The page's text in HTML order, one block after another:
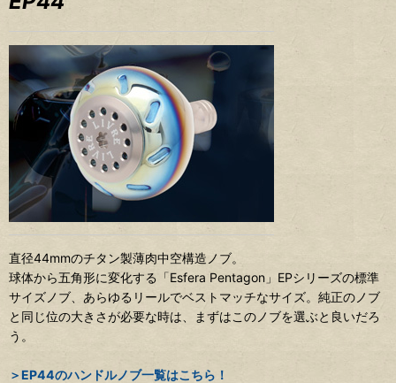
直径44mmのチタン製薄肉中空構造ノブ。
球体から五角形に変化する「Esfera Pentagon」EPシリーズの標準
サイズノブ、あらゆるリールでベストマッチなサイズ。純正のノブ
と同じ位の大きさが必要な時は、まずはこのノブを選ぶと良いだろ
う。
＞EP44のハンドルノブ一覧はこちら！